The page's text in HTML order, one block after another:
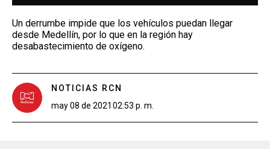
Un derrumbe impide que los vehículos puedan llegar
desde Medellín, por lo que en la región hay
desabastecimiento de oxígeno.
NOTICIAS RCN
may 08 de 2021 02:53 p. m.